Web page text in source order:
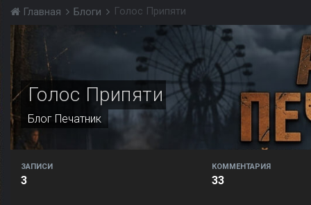
Главная Блоги Голос Припяти
Голос Припяти
Блог Печатник
ЗАПИСИ
3
КОММЕНТАРИЯ
33